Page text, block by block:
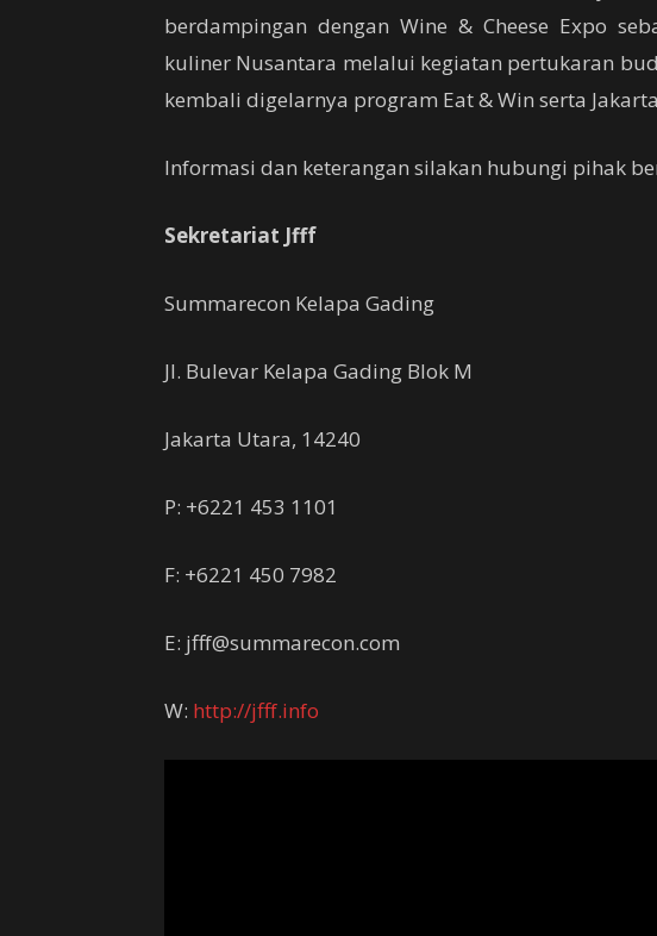
berdampingan dengan Wine & Cheese Expo
kuliner Nusantara melalui kegiatan pertukaran
kembali digelarnya program Eat & Win serta Jakarta
Informasi dan keterangan silakan hubungi pihak
Sekretariat Jfff
Summarecon Kelapa Gading
Jl. Bulevar Kelapa Gading Blok M
Jakarta Utara, 14240
P: +6221 453 1101
F: +6221 450 7982
E: jfff@summarecon.com
W: http://jfff.info